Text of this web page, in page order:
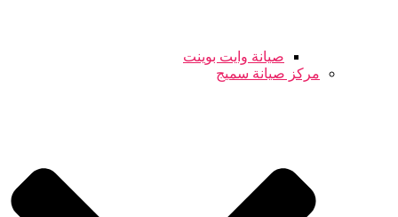
صيانة وايت بوينت
مركز صيانة سميج